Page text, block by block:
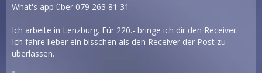
What's app über 079 263 81 31.
Ich arbeite in Lenzburg. Für 220.- bringe ich dir den Receiver.
Ich fahre lieber ein bisschen als den Receiver der Post zu
überlassen.